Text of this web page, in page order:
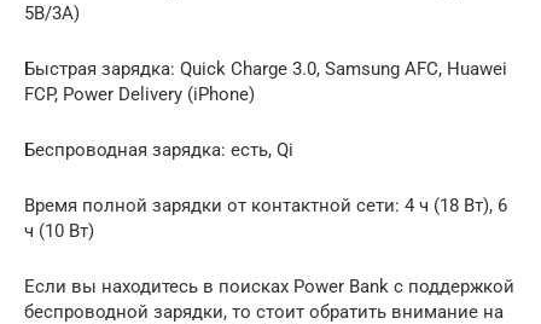
5В/3А)
Быстрая зарядка: Quick Charge 3.0, Samsung AFC, Huawei
FCP, Power Delivery (iPhone)
Беспроводная зарядка: есть, Qi
Время полной зарядки от контактной сети: 4 ч (18 Вт), 6
ч (10 Вт)
Если вы находитесь в поисках Power Bank с поддержкой
беспроводной зарядки, то стоит обратить внимание на